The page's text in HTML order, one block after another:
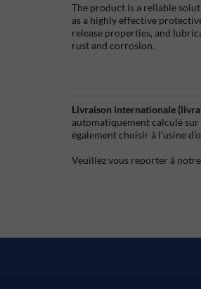
The product is a reliable
as a highly effective
release properties, and
rust and corrosion.
Livraison internationale
automatiquement calculé sur
également choisir à l’usine
Veuillez vous reporter à